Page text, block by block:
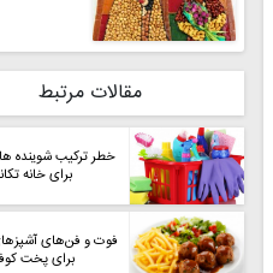
مقالات مرتبط
خطر ترکیب شوینده
برای خانه
فوت ‌و فن‌های
برای پخت